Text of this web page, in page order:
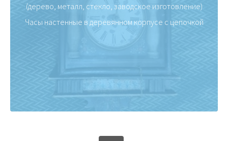
(дерево, металл, стекло, заводское изготовление)
Часы настенные в деревянном корпусе с цепочкой